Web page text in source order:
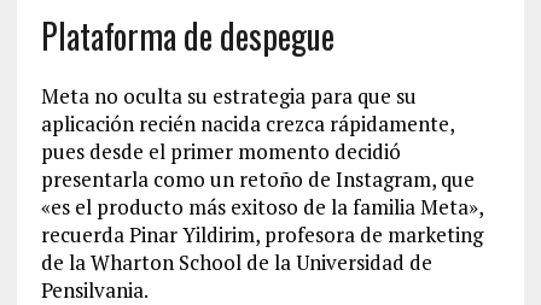
Plataforma de despegue
Meta no oculta su estrategia para que su
aplicación recién nacida crezca rápidamente,
pues desde el primer momento decidió
presentarla como un retoño de Instagram, que
«es el producto más exitoso de la familia Meta»,
recuerda Pinar Yildirim, profesora de marketing
de la Wharton School de la Universidad de
Pensilvania.